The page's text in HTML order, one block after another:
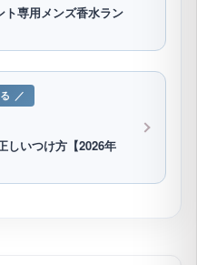
ト専用メンズ香水ラン
／
しいつけ方【2026年